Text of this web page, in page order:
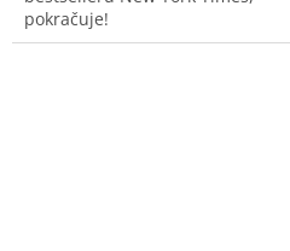
pokračuje!